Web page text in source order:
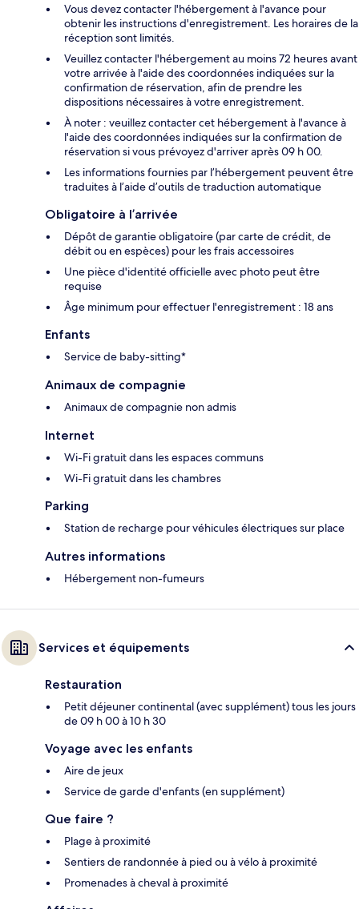
Vous devez contacter l'hébergement à l'avance pour
obtenir les instructions d'enregistrement. Les horaires de la
réception sont limités.
Veuillez contacter l'hébergement au moins 72 heures avant
votre arrivée à l'aide des coordonnées indiquées sur la
confirmation de réservation, afin de prendre les
dispositions nécessaires à votre enregistrement.
À noter : veuillez contacter cet hébergement à l'avance à
l'aide des coordonnées indiquées sur la confirmation de
réservation si vous prévoyez d'arriver après 09 h 00.
Les informations fournies par l’hébergement peuvent être
traduites à l’aide d’outils de traduction automatique
Obligatoire à l’arrivée
Dépôt de garantie obligatoire (par carte de crédit, de
débit ou en espèces) pour les frais accessoires
Une pièce d'identité officielle avec photo peut être
requise
Âge minimum pour effectuer l'enregistrement : 18 ans
Enfants
Service de baby-sitting*
Animaux de compagnie
Animaux de compagnie non admis
Internet
Wi-Fi gratuit dans les espaces communs
Wi-Fi gratuit dans les chambres
Parking
Station de recharge pour véhicules électriques sur place
Autres informations
Hébergement non-fumeurs
Services et équipements
Restauration
Petit déjeuner continental (avec supplément) tous les jours
de 09 h 00 à 10 h 30
Voyage avec les enfants
Aire de jeux
Service de garde d'enfants (en supplément)
Que faire ?
Plage à proximité
Sentiers de randonnée à pied ou à vélo à proximité
Promenades à cheval à proximité